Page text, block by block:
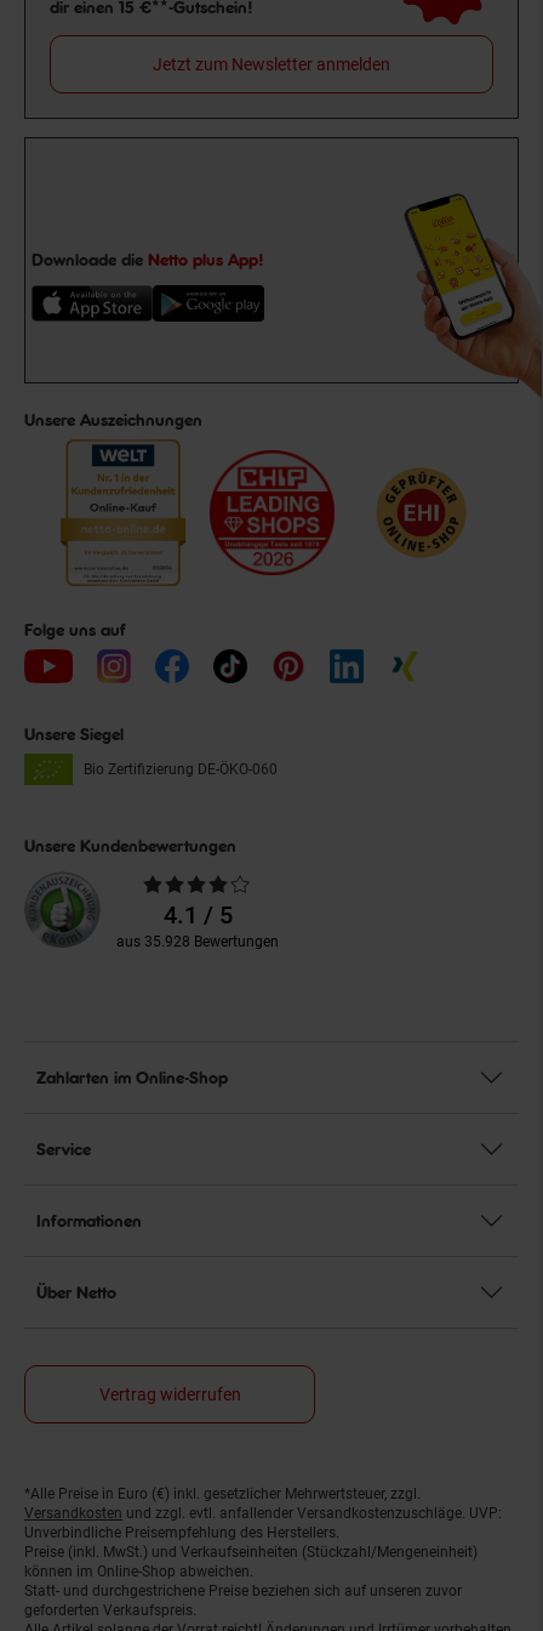
dir einen 15 €**-Gutschein!
Jetzt zum Newsletter anmelden
Downloade die Netto plus App!
Unsere Auszeichnungen
Folge uns auf
Unsere Siegel
Bio Zertifizierung DE-ÖKO-060
Unsere Kundenbewertungen
Durchschnittliche
Bewertungen4.1 / 5
aus 35.928 Bewertungen
Zahlarten im Online-Shop
Service
Informationen
Über Netto
Vertrag widerrufen
Fußnoten
*Alle Preise in Euro (€) inkl. gesetzlicher Mehrwertsteuer, zzgl.
Versandkosten und zzgl. evtl. anfallender Versandkostenzuschläge. UVP:
Unverbindliche Preisempfehlung des Herstellers.
Preise (inkl. MwSt.) und Verkaufseinheiten (Stückzahl/Mengeneinheit)
können im Online-Shop abweichen.
Statt- und durchgestrichene Preise beziehen sich auf unseren zuvor
geforderten Verkaufspreis.